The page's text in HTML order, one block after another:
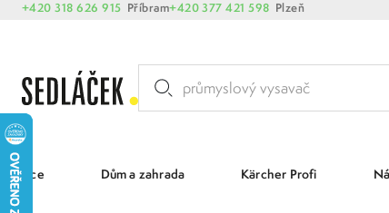
+420 318 626 915 Příbram+420 377 421 598 Plzeň
Akce Dům a zahrada Kärcher Profi